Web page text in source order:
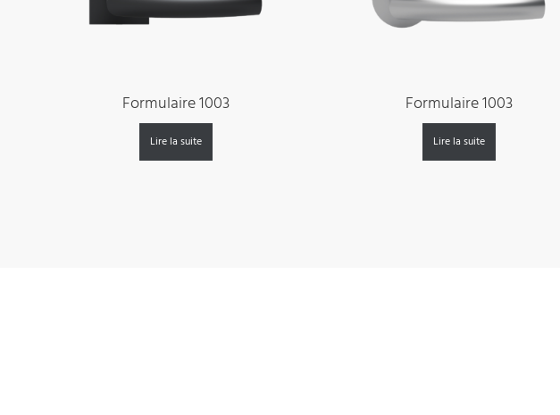
Formulaire 1003
Lire la suite
Formulaire 1003
Lire la suite